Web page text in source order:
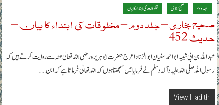
جلد دوم صحیح بخاری مخلوقات کی ابتداء کا بیان
صحیح بخاری – جلد دوم – مخلوقات کی ابتداء کا بیان –
حدیث 452
عبداللہ بن ابی شیبہ ابواحمد سفیان ابوالزناد اعرج حضرت ابوہریرہ رضی اللہ تعالیٰ عنہ سے روایت کرتے ہیں کہ
رسول اللہ صلی اللہ علیہ وآلہ وسلم نے فرمایا میں سمجھتا ہوں کہ اللہ تعالیٰ فرماتا ہے کہ ابن……
View Hadith